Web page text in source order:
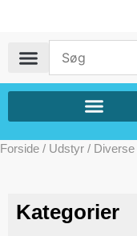
Forside / Udstyr / Diverse
Kategorier